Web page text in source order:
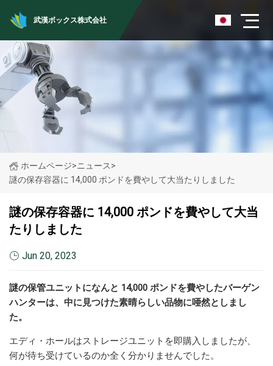
武漢ボックス株式会社
ホームページ>ニュース>
謎の保存容器に 14,000 ポンドを費やして大当たりしました
謎の保存容器に 14,000 ポンドを費やして大当
たりしました
Jun 20, 2023
謎の保管ユニットになんと 14,000 ポンドを費やしたバーゲン
ハンターは、中に見つけた素晴らしい品物に唖然としまし
た。
エディ・ホールはストレージユニットを即購入しましたが、
何が待ち受けているのか全く分かりませんでした。